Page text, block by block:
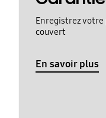
Enregistrez votre
couvert
En savoir plus